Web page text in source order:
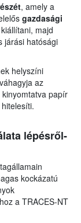
, amely a
gazdasági
majd
járási hatósági
helyszíni
az
papír
lépésről-
kockázatú
a TRACES-NT